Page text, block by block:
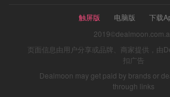
触屏版 电脑版
下载
页面信息由用户分享或品牌、商家提供，由
扣广告
Dealmoon may get paid by brands or
through links